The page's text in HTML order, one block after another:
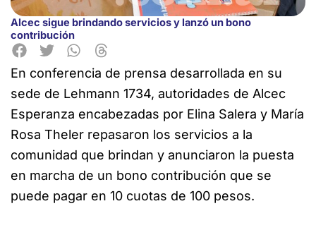
Alcec sigue brindando servicios y lanzó un bono
contribución
En conferencia de prensa desarrollada en su
sede de Lehmann 1734, autoridades de Alcec
Esperanza encabezadas por Elina Salera y María
Rosa Theler repasaron los servicios a la
comunidad que brindan y anunciaron la puesta
en marcha de un bono contribución que se
puede pagar en 10 cuotas de 100 pesos.